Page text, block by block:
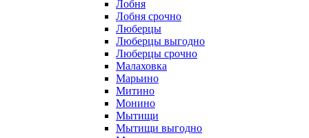
Лобня
Лобня срочно
Люберцы
Люберцы выгодно
Люберцы срочно
Малаховка
Марьино
Митино
Монино
Мытищи
Мытищи выгодно